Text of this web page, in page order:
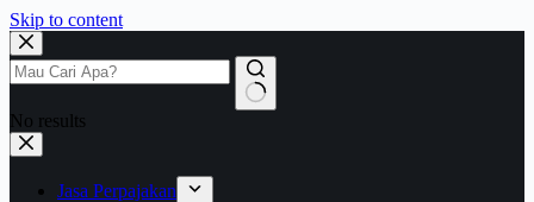
Skip to content
No results
Jasa Perpajakan